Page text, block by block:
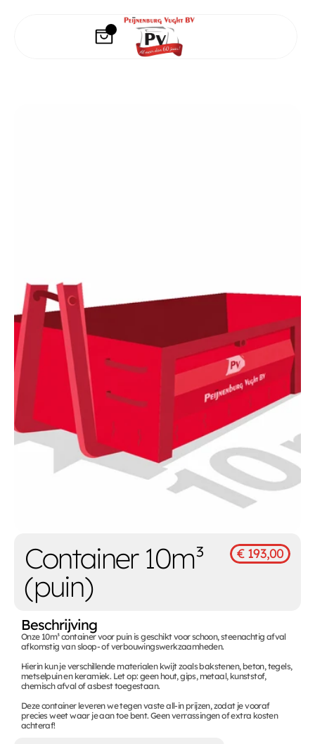
Container 10m³
(puin)
€ 193,00
Beschrijving
Onze 10m³ container voor puin is geschikt voor schoon, steenachtig afval
afkomstig van sloop- of verbouwingswerkzaamheden.
Hierin kun je verschillende materialen kwijt zoals bakstenen, beton, tegels,
metselpuin en keramiek. Let op: geen hout, gips, metaal, kunststof,
chemisch afval of asbest toegestaan.
Deze container leveren we tegen vaste all-in prijzen, zodat je vooraf
precies weet waar je aan toe bent. Geen verrassingen of extra kosten
achteraf!